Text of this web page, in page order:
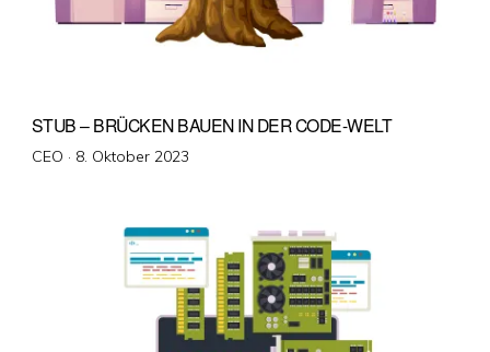
STUB – BRÜCKEN BAUEN IN DER CODE-WELT
CEO · Veröffentlicht
8. Oktober 2023